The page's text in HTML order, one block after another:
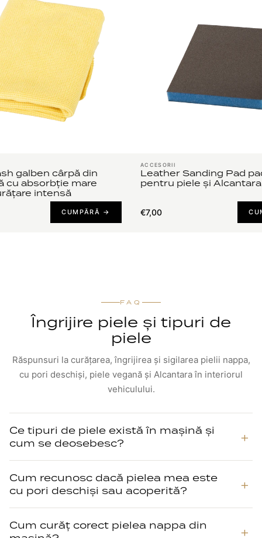
galben cârpă din
cu absorbție mare
intensă
CUMPĂRĂ →
ACCESORII
Leather Sanding Pad
pentru piele și Alcantara
€7,00
FAQ
Îngrijire piele și tipuri de
piele
Răspunsuri la curățarea, îngrijirea și sigilarea pielii nappa,
cu pori deschiși, piele vegană și Alcantara în interiorul
vehiculului.
Ce tipuri de piele există în mașină și
cum se deosebesc?
Cum recunosc dacă pielea mea este
cu pori deschiși sau acoperită?
Cum curăț corect pielea nappa din